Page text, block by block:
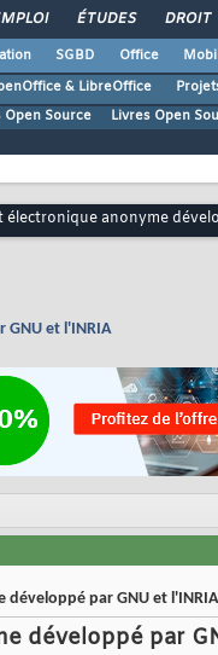
ÉTUDES DROIT
SGBD Office
& LibreOffice
Open Source Livres Open
électronique anonyme
GNU et l'INRIA
développé par GNU et l'INRIA
développé par